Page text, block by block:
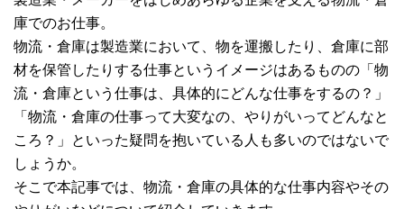
庫でのお仕事。
物流・倉庫は製造業において、物を運搬したり、倉庫に部
材を保管したりする仕事というイメージはあるものの「物
流・倉庫という仕事は、具体的にどんな仕事をするの？」
「物流・倉庫の仕事って大変なの、やりがいってどんなと
ころ？」といった疑問を抱いている人も多いのではないで
しょうか。
そこで本記事では、物流・倉庫の具体的な仕事内容やその